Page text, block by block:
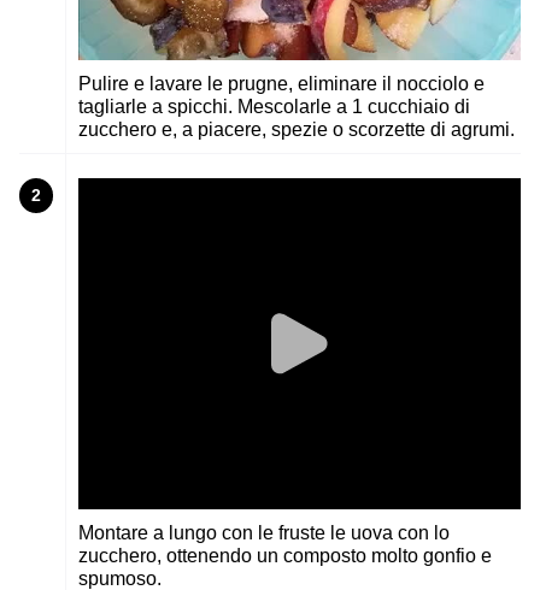
Pulire e lavare le prugne, eliminare il nocciolo e
tagliarle a spicchi. Mescolarle a 1 cucchiaio di
zucchero e, a piacere, spezie o scorzette di agrumi.
2
Montare a lungo con le fruste le uova con lo
zucchero, ottenendo un composto molto gonfio e
spumoso.